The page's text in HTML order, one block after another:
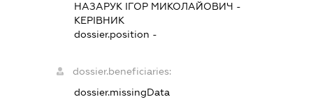
НАЗАРУК ІГОР МИКОЛАЙОВИЧ -
КЕРІВНИК
dossier.position -
dossier.beneficiaries:
dossier.missingData